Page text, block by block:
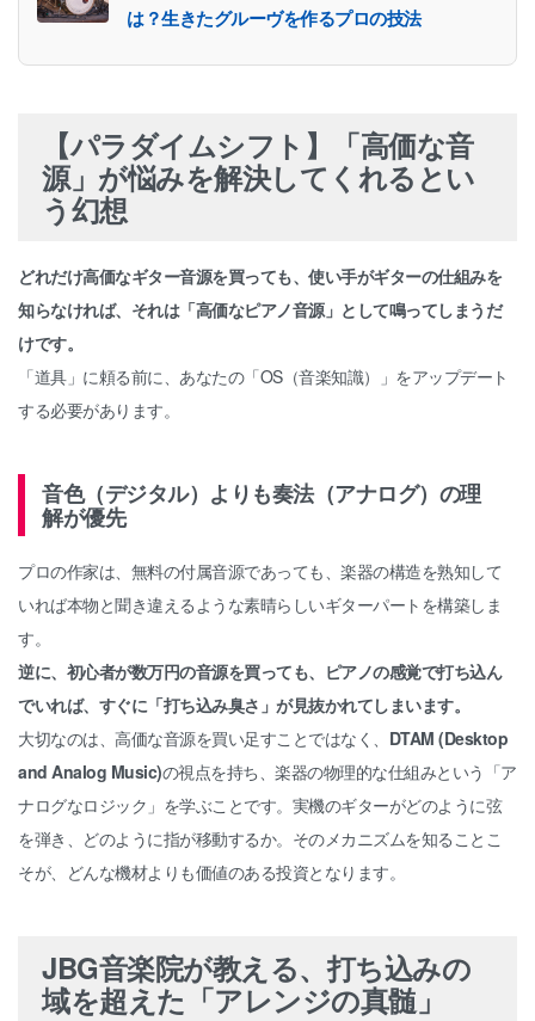
は？生きたグルーヴを作るプロの技法
【パラダイムシフト】「高価な音
源」が悩みを解決してくれるとい
う幻想
どれだけ高価なギター音源を買っても、使い手がギターの仕組みを
知らなければ、それは「高価なピアノ音源」として鳴ってしまうだ
けです。
「道具」に頼る前に、あなたの「OS（音楽知識）」をアップデート
する必要があります。
音色（デジタル）よりも奏法（アナログ）の理
解が優先
プロの作家は、無料の付属音源であっても、楽器の構造を熟知して
いれば本物と聞き違えるような素晴らしいギターパートを構築しま
す。
逆に、初心者が数万円の音源を買っても、ピアノの感覚で打ち込ん
でいれば、すぐに「打ち込み臭さ」が見抜かれてしまいます。
大切なのは、高価な音源を買い足すことではなく、 DTAM (Desktop
and Analog Music)の視点を持ち、楽器の物理的な仕組みという「ア
ナログなロジック」を学ぶことです。実機のギターがどのように弦
を弾き、どのように指が移動するか。そのメカニズムを知ることこ
そが、どんな機材よりも価値のある投資となります。
JBG音楽院が教える、打ち込みの
域を超えた「アレンジの真髄」